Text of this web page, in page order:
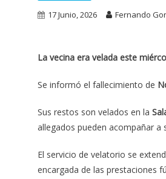
17 Junio, 2026 Fernando
La vecina era velada este
Se informó el fallecimiento de
Sus restos son velados en la
allegados pueden acompañar a
El servicio de velatorio se
encargada de las prestaciones